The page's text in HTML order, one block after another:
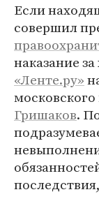
Если
совершил
наказание
«Ленте.ру»
Гришаков.